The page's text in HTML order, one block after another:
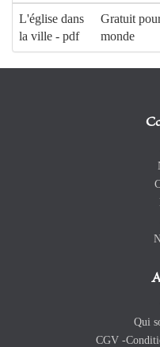
L'église dans
la ville - pdf
Gratuit
monde
Qui
CGV -